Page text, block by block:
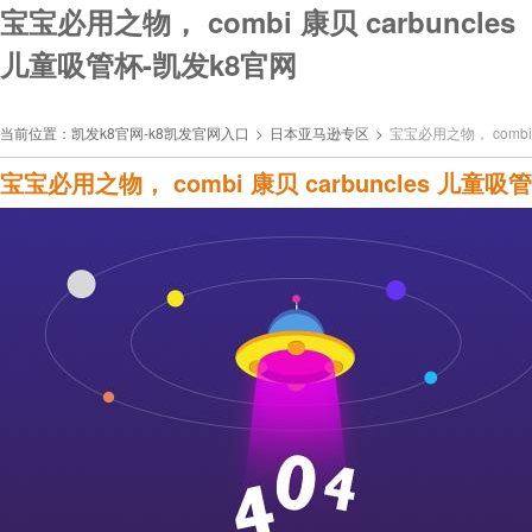
宝宝必用之物， combi 康贝 carbuncles
儿童吸管杯-凯发k8官网
当前位置： 凯发k8官网-k8凯发官网入口 > 日本亚马逊专区 > 宝宝必用之物，
宝宝必用之物， combi 康贝 carbuncles 儿童吸